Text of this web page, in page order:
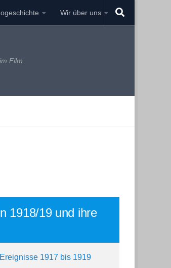
Wir über uns
Film
1918/19 und ihre
1917 bis 1919